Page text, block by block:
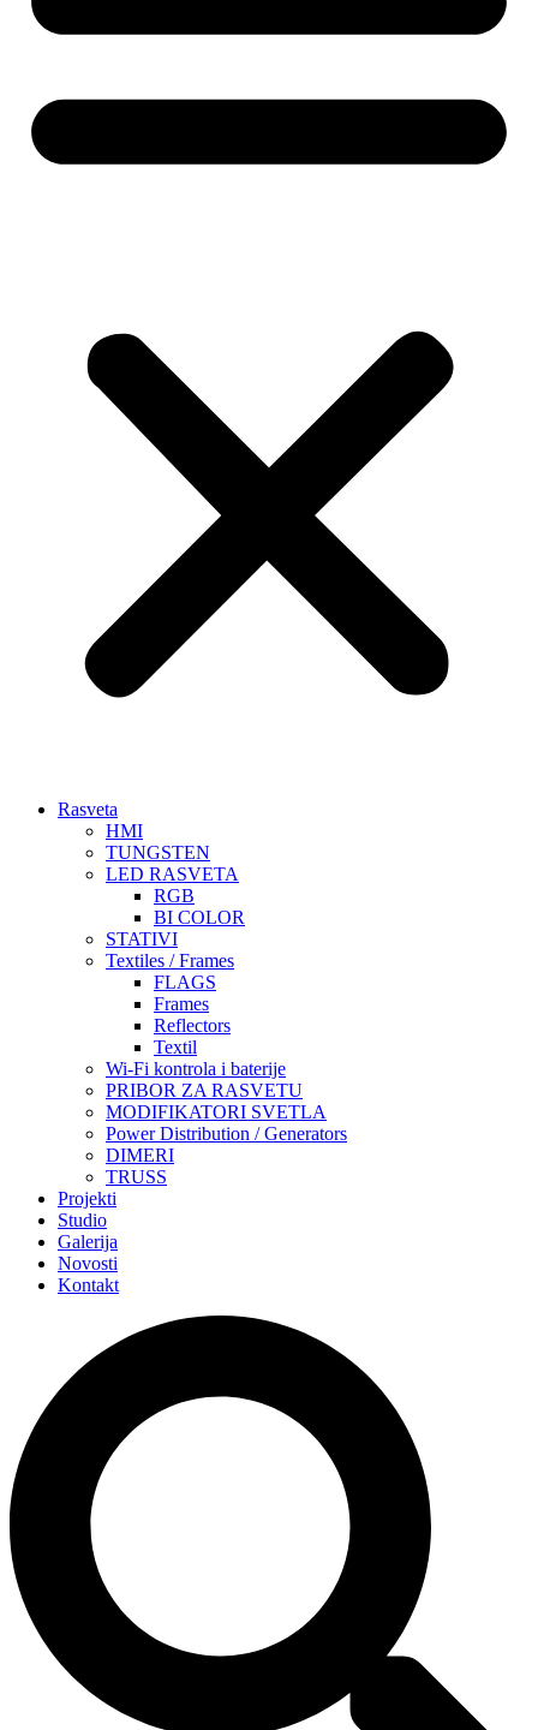
Rasveta
HMI
TUNGSTEN
LED RASVETA
RGB
BI COLOR
STATIVI
Textiles / Frames
FLAGS
Frames
Reflectors
Textil
Wi-Fi kontrola i baterije
PRIBOR ZA RASVETU
MODIFIKATORI SVETLA
Power Distribution / Generators
DIMERI
TRUSS
Projekti
Studio
Galerija
Novosti
Kontakt